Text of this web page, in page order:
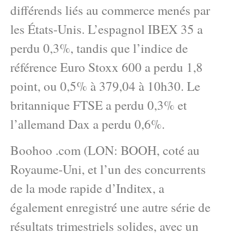
différends liés au commerce menés par
les États-Unis. L’espagnol IBEX 35 a
perdu 0,3%, tandis que l’indice de
référence Euro Stoxx 600 a perdu 1,8
point, ou 0,5% à 379,04 à 10h30. Le
britannique FTSE a ​​perdu 0,3% et
l’allemand Dax a perdu 0,6%.
Boohoo .com (LON: BOOH, coté au
Royaume-Uni, et l’un des concurrents
de la mode rapide d’Inditex, a
également enregistré une autre série de
résultats trimestriels solides, avec un